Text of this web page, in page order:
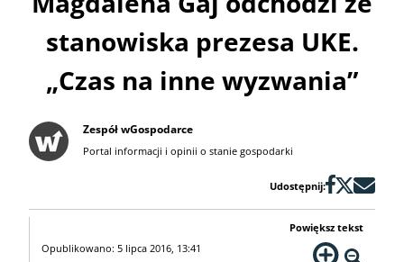
stanowiska prezesa UKE.
„Czas na inne wyzwania”
Zespół wGospodarce
Portal informacji i opinii o stanie gospodarki
Udostępnij:
Opublikowano: 5 lipca 2016, 13:41
Powiększ tekst